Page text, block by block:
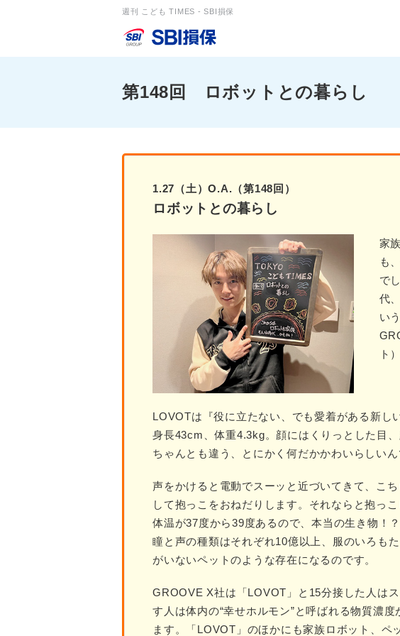
週刊 こども TIMES - SBI損保
第148回 ロボットとの暮らし
1.27（土）O.A.（第148回）
ロボットとの暮らし
家
も
で
代
い
ト
LOVOTは『役に立たない、でも愛着がある新し
身長43cm、体重4.3kg。顔にはくりっとした目
ちゃんとも違う、とにかく何だかかわいらしいん
声をかけると電動でスーッと近づいてきて、こ
して抱っこをおねだりします。それならと抱っ
体温が37度から39度あるので、本当の生き物！
瞳と声の種類はそれぞれ10億以上、服のいろも
がいないペットのような存在になるのです。
GROOVE X社は「LOVOT」と15分接した人は
す人は体内の“幸せホルモン”と呼ばれる物質濃
ます。「LOVOT」のほかにも家族ロボット、ペ